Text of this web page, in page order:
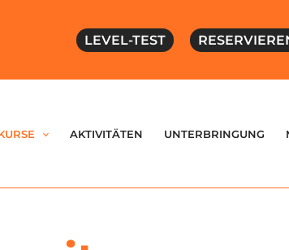
LEVEL-TEST
AKTIVITÄTEN UNTERBRINGUNG